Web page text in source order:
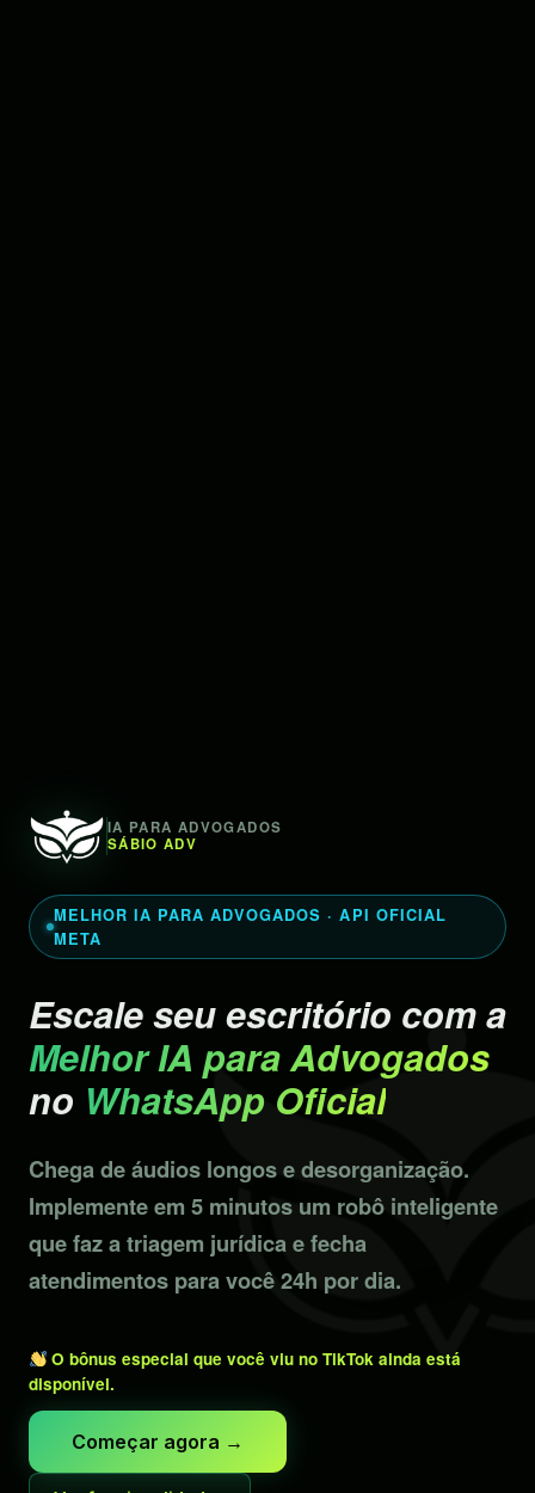
IA PARA ADVOGADOS
SÁBIO ADV
MELHOR IA PARA ADVOGADOS · API OFICIAL
META
Escale seu escritório com a
Melhor IA para Advogados
no WhatsApp Oficial
Chega de áudios longos e desorganização.
Implemente em 5 minutos um robô inteligente
que faz a triagem jurídica e fecha
atendimentos para você 24h por dia.
O bônus especial que você viu no TikTok ainda está
disponível.
Começar agora →